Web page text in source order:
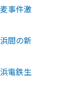
事件激
間の新
電鉄生